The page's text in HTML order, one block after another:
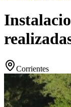
Corrientes